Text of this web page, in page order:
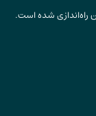
راه‌اندازی شده است.